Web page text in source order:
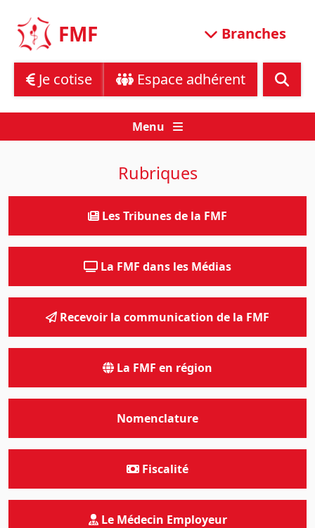
content
FMF Branches
Je cotise Espace adhérent
Menu
Rubriques
Les Tribunes de la FMF
La FMF dans les Médias
Recevoir la communication de la FMF
La FMF en région
Nomenclature
Fiscalité
Le Médecin Employeur